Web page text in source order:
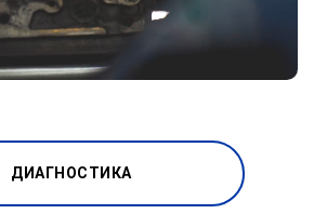
ДИАГНОСТИКА